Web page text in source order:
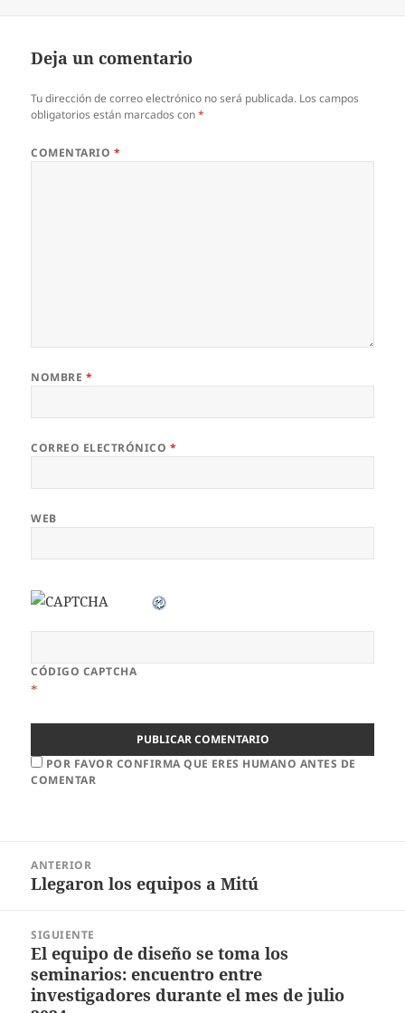
Deja un comentario
Tu dirección de correo electrónico no será publicada. Los campos
obligatorios están marcados con*
COMENTARIO *
NOMBRE *
CORREO ELECTRÓNICO *
WEB
CÓDIGO CAPTCHA
*
POR FAVOR CONFIRMA QUE ERES HUMANO ANTES DE
COMENTAR
ANTERIOR
Llegaron los equipos a Mitú
SIGUIENTE
El equipo de diseño se toma los
seminarios: encuentro entre
investigadores durante el mes de julio